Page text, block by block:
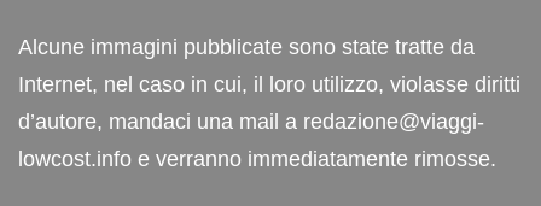
Alcune immagini pubblicate sono state tratte da
Internet, nel caso in cui, il loro utilizzo, violasse diritti
d’autore, mandaci una mail a redazione@viaggi-
lowcost.info e verranno immediatamente rimosse.